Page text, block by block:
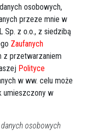
osobowych,
przeze mnie w
Sp. z o.o., z siedzibą
Zaufanych
z przetwarzaniem
Polityce
w ww. celu może
umieszczony w
osobowych